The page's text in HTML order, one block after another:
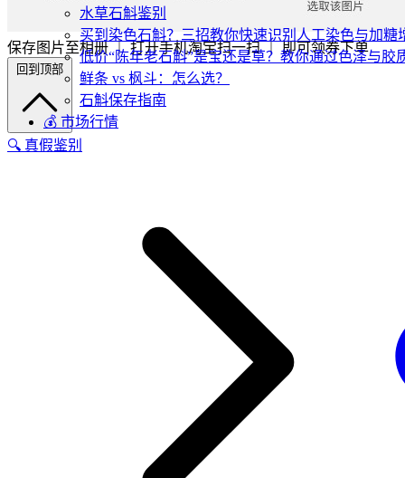
水草石斛鉴别
买到染色石斛？三招教你快速识别人工染色与加糖
低价“陈年老石斛”是宝还是草？教你通过色泽与胶
鲜条 vs 枫斗：怎么选？
石斛保存指南
💰 市场行情
保存图片至相册 ｜ 打开手机淘宝扫一扫 ｜ 即可领券下单
回到顶部
🔍 真假鉴别